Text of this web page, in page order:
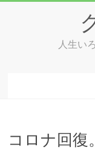
人生い
コロナ回復。